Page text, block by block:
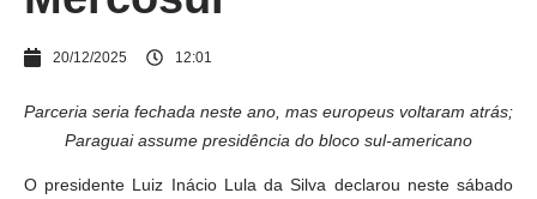
20/12/2025 12:01
Parceria seria fechada neste ano, mas europeus voltaram atrás;
Paraguai assume presidência do bloco sul-americano
O presidente Luiz Inácio Lula da Silva declarou neste sábado